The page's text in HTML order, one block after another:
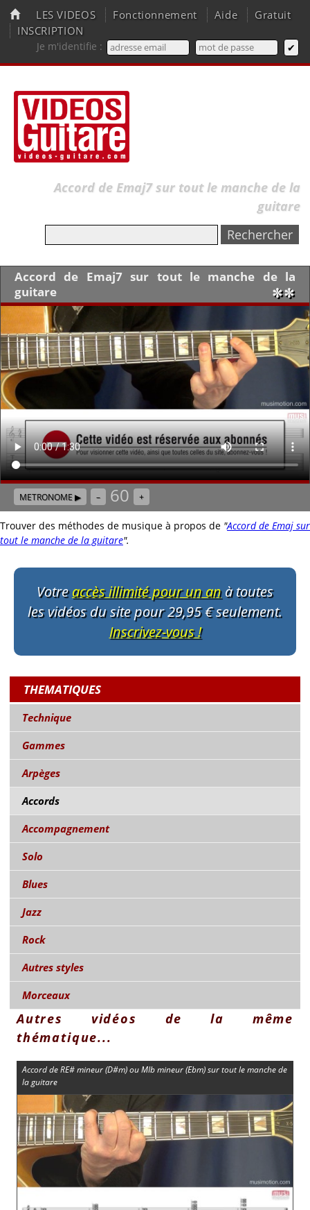
LES VIDEOS Fonctionnement Aide
Gratuit
INSCRIPTION
Je m'identifie :
Accord de Emaj7 sur tout le manche de la
guitare
Accord de Emaj7 sur tout le manche de la
guitare
✼✼
METRONOME ▶ – 60 +
Trouver des méthodes de musique à propos de "Accord de Emaj sur
tout le manche de la guitare".
Votreaccès illimité pour un anà toutes
les vidéos du site pour 29,95 € seulement.
Inscrivez-vous !
THEMATIQUES
Technique
Gammes
Arpèges
Accords
Accompagnement
Solo
Blues
Jazz
Rock
Autres styles
Morceaux
Autres vidéos de la même
thématique...
Accord de RE# mineur (D#m) ou MIb mineur (Ebm) sur tout le manche de
la guitare